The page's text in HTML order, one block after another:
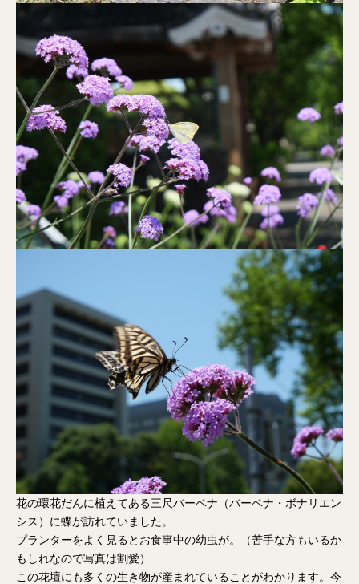
花の環花だんに植えてある三尺バーベナ（バーベナ・ボナリエン
シス）に蝶が訪れていました。
プランターをよく見るとお食事中の幼虫が。（苦手な方もいるか
もしれなので写真は割愛）
この花壇にも多くの生き物が産まれていることがわかります。今